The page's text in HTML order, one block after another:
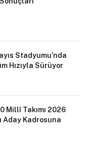
Stadyumu’nda
Hızıyla Sürüyor
Millî Takımı 2026
Aday Kadrosuna